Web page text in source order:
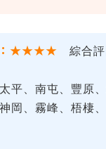
：★★★★ 綜合評
平、南屯、豐原
、霧峰、梧棲